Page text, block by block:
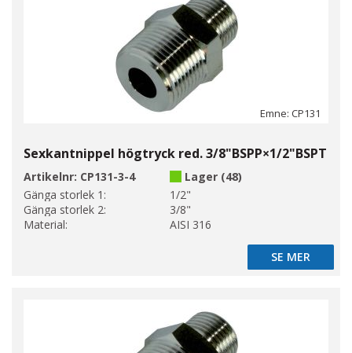
Emne: CP131
Sexkantnippel högtryck red. 3/8"BSPP×1/2"BSPT
Artikelnr: CP131-3-4
Lager (48)
Gänga storlek 1:
1/2"
Gänga storlek 2:
3/8"
Material:
AISI 316
SE MER
SE MER